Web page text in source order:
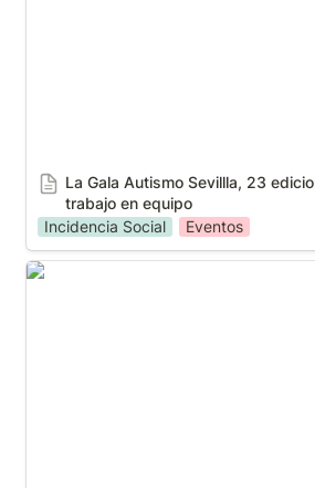
La Gala Autismo Sevillla, 23
trabajo en equipo
Incidencia Social
Eventos
Quince jóvenes con discapacidad